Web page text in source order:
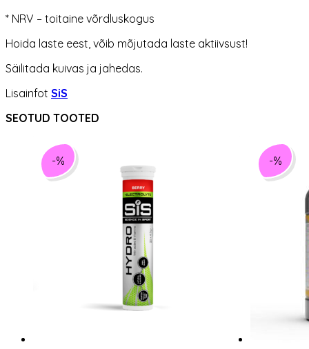
* NRV – toitaine võrdluskogus
Hoida laste eest, võib mõjutada laste aktiivsust!
Säilitada kuivas ja jahedas.​
Lisainfot SiS
SEOTUD TOOTED
-% -%